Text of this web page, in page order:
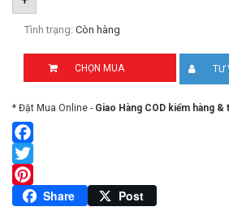
Tình trạng: Còn hàng
CHỌN MUA TƯ
* Đặt Mua Online - Giao Hàng COD kiểm hàng &
Facebook
Twitter
Pinterest
Share Post